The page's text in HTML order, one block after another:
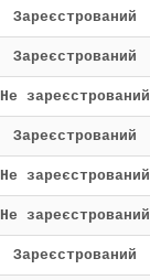
Зареєстрований
Зареєстрований
Не зареєстрований
Зареєстрований
Не зареєстрований
Не зареєстрований
Зареєстрований